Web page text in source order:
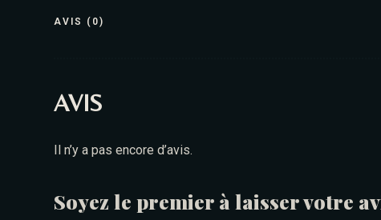
AVIS (0)
AVIS
Il n’y a pas encore d’avis.
Soyez le premier à laisser votre